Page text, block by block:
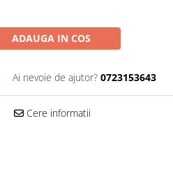
ADAUGA IN COS
Ai nevoie de ajutor? 0723153643
Cere informatii